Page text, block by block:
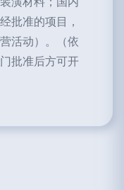
批准的项目，
活动）。（依
批准后方可开